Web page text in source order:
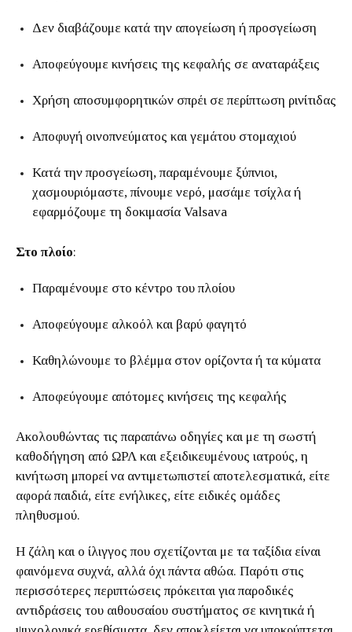
Δεν διαβάζουμε κατά την απογείωση ή προσγείωση
Αποφεύγουμε κινήσεις της κεφαλής σε αναταράξεις
Χρήση αποσυμφορητικών σπρέι σε περίπτωση ρινίτιδας
Αποφυγή οινοπνεύματος και γεμάτου στομαχιού
Κατά την προσγείωση, παραμένουμε ξύπνιοι,
χασμουριόμαστε, πίνουμε νερό, μασάμε τσίχλα ή
εφαρμόζουμε τη δοκιμασία Valsava
Στο πλοίο:
Παραμένουμε στο κέντρο του πλοίου
Αποφεύγουμε αλκοόλ και βαρύ φαγητό
Καθηλώνουμε το βλέμμα στον ορίζοντα ή τα κύματα
Αποφεύγουμε απότομες κινήσεις της κεφαλής
Ακολουθώντας τις παραπάνω οδηγίες και με τη σωστή
καθοδήγηση από ΩΡΛ και εξειδικευμένους ιατρούς, η
κινήτωση μπορεί να αντιμετωπιστεί αποτελεσματικά, είτε
αφορά παιδιά, είτε ενήλικες, είτε ειδικές ομάδες
πληθυσμού.
Η ζάλη και ο ίλιγγος που σχετίζονται με τα ταξίδια είναι
φαινόμενα συχνά, αλλά όχι πάντα αθώα. Παρότι στις
περισσότερες περιπτώσεις πρόκειται για παροδικές
αντιδράσεις του αιθουσαίου συστήματος σε κινητικά ή